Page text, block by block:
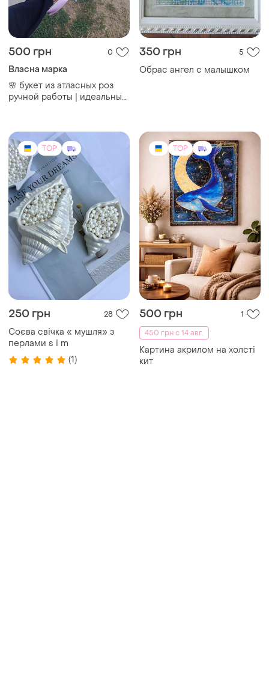
500 грн 0
Власна марка
🌸 букет из атласных роз
ручной работы | идеальный
350 грн 5
Обрас ангел с малышком
TOP
250 грн 28
Соєва свічка « мушля» з
перлами s і m
(1)
TOP
500 грн
1
450 грн с 14 авг.
Картина акрилом на холсті
кит